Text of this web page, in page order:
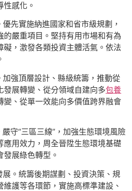
感化。
先實施納進國家和省市級規劃，
的嚴重項目。堅持有用市場和有為
礙，激發各類投資主體活氣。依法
強頂層設計、縣級統籌，推動從
發展轉變、從分領域自建向多包養
變、從單一效能向多價值跨界融會
守“三區三線”，加強生態環境風險
應用效力，周全晉陞生態環境基礎
展綠色轉型。
。統籌後期謀劃、投資決策、規
護等各環節，實施高標準建設、